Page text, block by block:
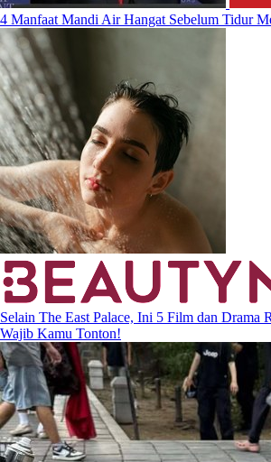
4 Manfaat Mandi Air Hangat Sebelum Tidur
Selain The East Palace, Ini 5 Film dan Drama
Wajib Kamu Tonton!